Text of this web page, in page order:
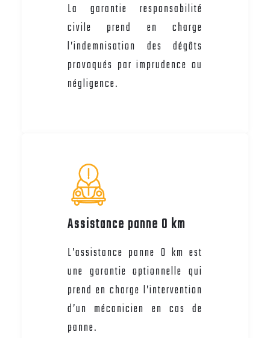
La garantie responsabilité
civile prend en charge
l’indemnisation des dégâts
provoqués par imprudence ou
négligence.
Assistance panne 0 km
L’assistance panne 0 km est
une garantie optionnelle qui
prend en charge l’intervention
d’un mécanicien en cas de
panne.